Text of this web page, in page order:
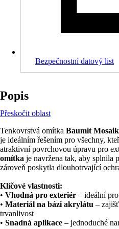
Bezpečnostní datový list
Popis
Přeskočit oblast
Tenkovrstvá omítka Baumit
je ideálním řešením pro všechny,
atraktivní povrchovou úpravu pro
omítka je navržena tak, aby splnila
zároveň poskytla dlouhotrvající
Klíčové vlastnosti:
• Vhodná pro exteriér – ideální
• Materiál na bázi akrylátu –
trvanlivost
• Snadná aplikace – jednoduché